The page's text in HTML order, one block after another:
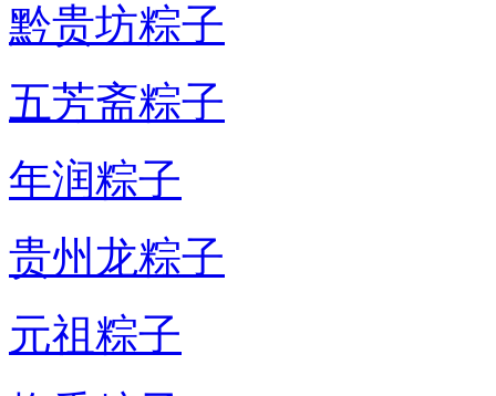
黔贵坊粽子
五芳斋粽子
年润粽子
贵州龙粽子
元祖粽子